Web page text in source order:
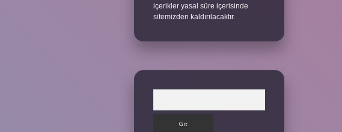
içerikler yasal süre içerisinde
sitemizden kaldırılacaktır.